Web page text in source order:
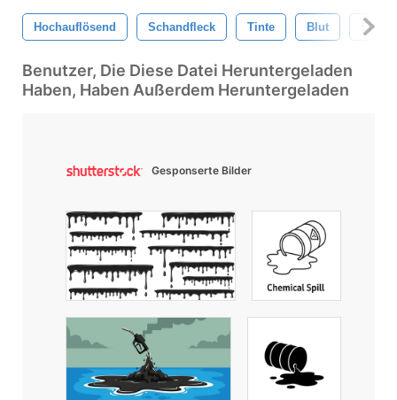
Hochauflösend Schandfleck Tinte Blut
Benutzer, Die Diese Datei Heruntergeladen
Haben, Haben Außerdem Heruntergeladen
Gesponserte Bilder